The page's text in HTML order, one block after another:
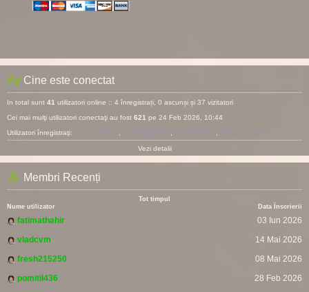
Cine este conectat
In total sunt 41 utilizatori online :: 4 înregistrați, 0 ascunși și 37 vizitatori
Cei mai mulţi utilizatori conectaţi au fost 621 pe 24 Feb 2026, 10:44
Utilizatori înregistraţi:
Vezi detalii
Membri Recenți
Tot timpul
Nume utilizator
Data Înscrierii
fatimathahir
03 Iun 2026
vladcvm
14 Mai 2026
fresh215250
08 Mai 2026
pomitil436
28 Feb 2026